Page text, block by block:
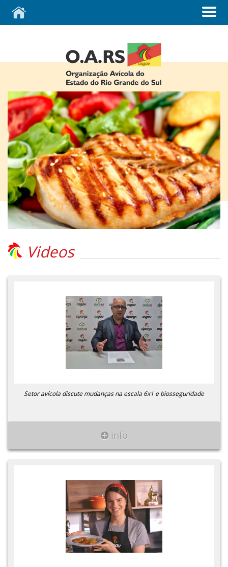
Videos
Setor avícola discute mudanças na escala 6x1 e biosseguridade
info